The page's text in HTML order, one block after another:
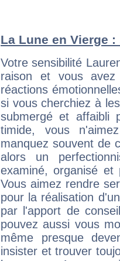
La Lune en Vierge
Votre sensibilité
raison et vous
réactions
si vous cherchiez à
submergé et affaibli
timide, vous
manquez souvent de
alors un
examiné, organisé et
Vous aimez rendre
pour la réalisation
par l'apport de
pouvez aussi vous
même presque
insister et trouver